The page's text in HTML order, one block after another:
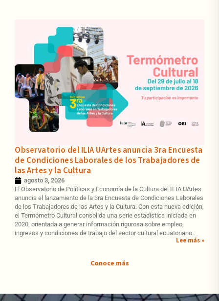
Observatorio del ILIA UArtes anuncia 3ra Encuesta
de Condiciones Laborales de los Trabajadores de
las Artes y la Cultura
agosto 3, 2026
El Observatorio de Políticas y Economía de la Cultura del ILIA UArtes
anuncia el lanzamiento de la 3ra Encuesta de Condiciones Laborales
de los Trabajadores de las Artes y la Cultura. Con esta nueva edición,
el Termómetro Cultural consolida una serie estadística iniciada en
2020, orientada a generar información rigurosa sobre empleo,
ingresos y condiciones de trabajo del sector cultural ecuatoriano.
Lee más »
Conoce más